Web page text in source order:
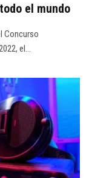
el mundo
Concurso
el…